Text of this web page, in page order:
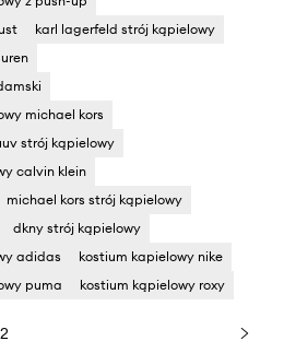
karl lagerfeld strój kąpielowy
michael kors
strój kąpielowy
calvin klein
michael kors strój kąpielowy
dkny strój kąpielowy
adidas
kostium kapielowy nike
puma
kostium kąpielowy roxy
2